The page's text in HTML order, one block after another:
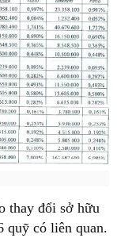
thay đổi sở hữu
quỹ có liên quan.